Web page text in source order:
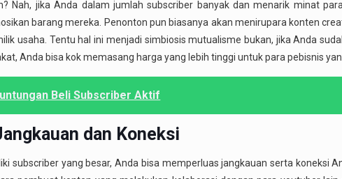
Nah, jika Anda dalam jumlah subscriber banyak dan menarik minat
barang mereka. Penonton pun biasanya akan menirupara konten
usaha. Tentu hal ini menjadi simbiosis mutualisme bukan, jika Anda
Anda bisa kok memasang harga yang lebih tinggi untuk para pebisnis
Beli Subscriber Aktif
dan Koneksi
subscriber yang besar, Anda bisa memperluas jangkauan serta koneksi